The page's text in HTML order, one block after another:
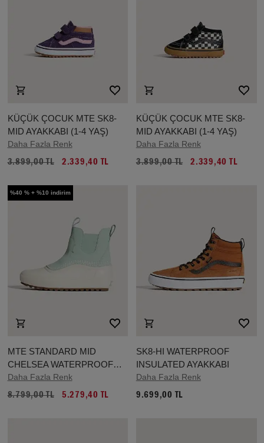
KÜÇÜK ÇOCUK MTE SK8-
MID AYAKKABI (1-4 YAŞ)
Daha Fazla Renk
3.899,00 TL 2.339,40 TL
KÜÇÜK ÇOCUK MTE SK8-
MID AYAKKABI (1-4 YAŞ)
Daha Fazla Renk
3.899,00 TL 2.339,40 TL
%40 % + %10 indirim
MTE STANDARD MID
CHELSEA WATERPROOF
AYAKKABI
Daha Fazla Renk
8.799,00 TL 5.279,40 TL
SK8-HI WATERPROOF
INSULATED AYAKKABI
Daha Fazla Renk
9.699,00 TL